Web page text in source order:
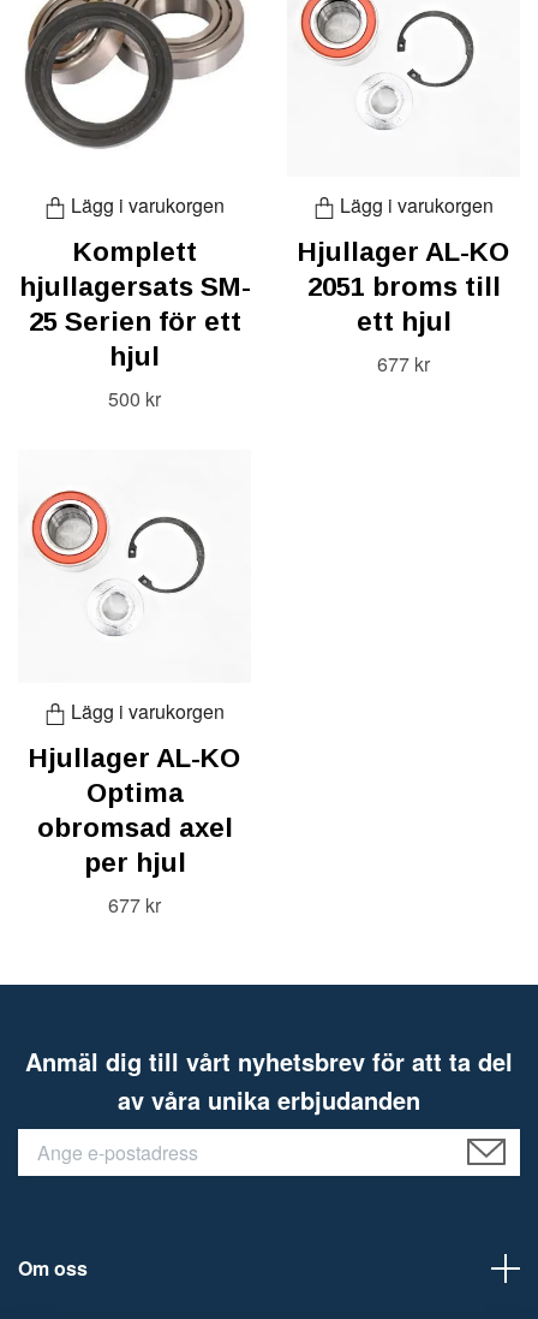
Lägg i varukorgen
Komplett
hjullagersats SM-
25 Serien för ett
hjul
500 kr
Lägg i varukorgen
Hjullager AL-KO
2051 broms till
ett hjul
677 kr
Lägg i varukorgen
Hjullager AL-KO
Optima
obromsad axel
per hjul
677 kr
Anmäl dig till vårt nyhetsbrev för att ta del
av våra unika erbjudanden
Om oss